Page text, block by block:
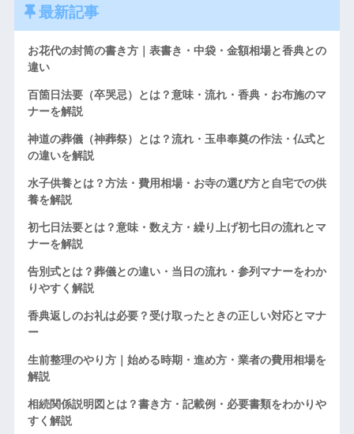
最新記事
お花代の封筒の書き方｜表書き・中袋・金額相場と香典との
違い
百箇日法要（卒哭忌）とは？意味・流れ・香典・お布施のマ
ナーを解説
神道の葬儀（神葬祭）とは？流れ・玉串奉奠の作法・仏式と
の違いを解説
水子供養とは？方法・費用相場・お寺の選び方と自宅での供
養を解説
初七日法要とは？意味・数え方・繰り上げ初七日の流れとマ
ナーを解説
告別式とは？葬儀との違い・当日の流れ・参列マナーをわか
りやすく解説
香典返しのお礼は必要？受け取ったときの正しい対応とマナ
ー
生前整理のやり方｜始める時期・進め方・業者の費用相場を
解説
相続関係説明図とは？書き方・記載例・必要書類をわかりや
すく解説